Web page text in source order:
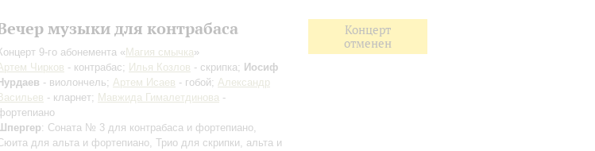
музыки для контрабаса
9-го абонемента « Магия смычка»
Чирков - контрабас; Илья Козлов - скрипка; Иосиф
Нурдаев - виолончель; Артем Исаев - гобой; Александр
- кларнет; Мавжида Гималетдинова -
Шпергер: Соната № 3 для контрабаса и фортепиано,
для альта и фортепиано, Трио для скрипки, альта и
Концерт
отменен